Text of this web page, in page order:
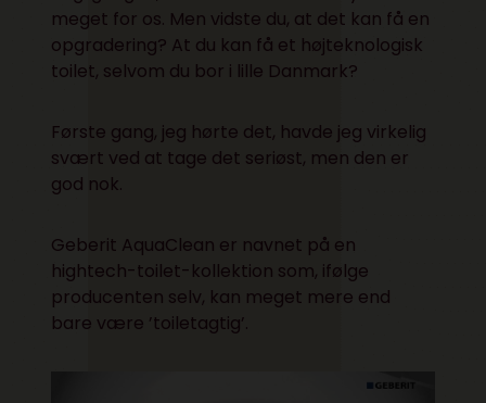
meget for os. Men vidste du, at det kan få en
opgradering? At du kan få et højteknologisk
toilet, selvom du bor i lille Danmark?
Første gang, jeg hørte det, havde jeg virkelig
svært ved at tage det seriøst, men den er
god nok.
Geberit AquaClean er navnet på en
hightech-toilet-kollektion som, ifølge
producenten selv, kan meget mere end
bare være ’toiletagtig’.